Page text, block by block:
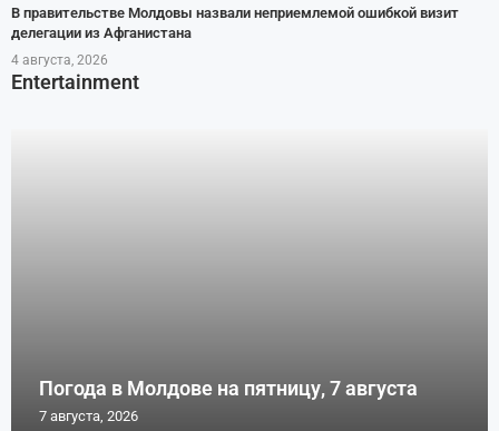
В правительстве Молдовы назвали неприемлемой ошибкой визит
делегации из Афганистана
4 августа, 2026
Entertainment
Погода в Молдове на пятницу, 7 августа
7 августа, 2026